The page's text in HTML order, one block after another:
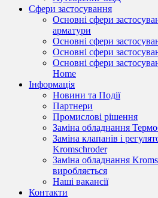
Сфери застосування
Основні сфери
арматури
Основні сфери
Основні сфери
Основні сфери
Home
Інформація
Новини та Події
Партнери
Промислові рішення
Заміна обладнання
Заміна клапанів і
Kromschroder
Заміна обладнання
виробляється
Наші вакансії
Контакти